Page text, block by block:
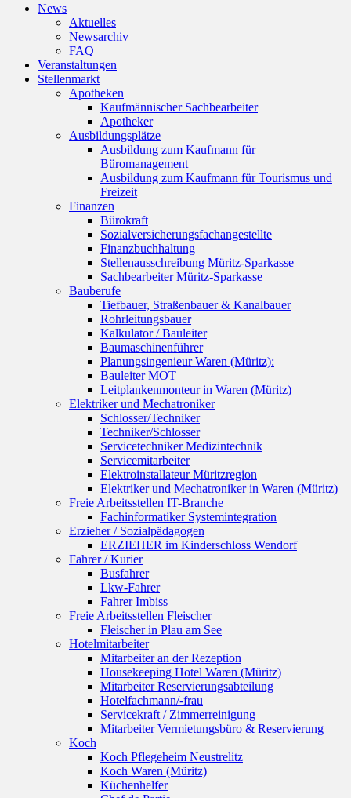
News
Aktuelles
Newsarchiv
FAQ
Veranstaltungen
Stellenmarkt
Apotheken
Kaufmännischer Sachbearbeiter
Apotheker
Ausbildungsplätze
Ausbildung zum Kaufmann für
Büromanagement
Ausbildung zum Kaufmann für Tourismus und
Freizeit
Finanzen
Bürokraft
Sozialversicherungsfachangestellte
Finanzbuchhaltung
Stellenausschreibung Müritz-Sparkasse
Sachbearbeiter Müritz-Sparkasse
Bauberufe
Tiefbauer, Straßenbauer & Kanalbauer
Rohrleitungsbauer
Kalkulator / Bauleiter
Baumaschinenführer
Planungsingenieur Waren (Müritz):
Bauleiter MOT
Leitplankenmonteur in Waren (Müritz)
Elektriker und Mechatroniker
Schlosser/Techniker
Techniker/Schlosser
Servicetechniker Medizintechnik
Servicemitarbeiter
Elektroinstallateur Müritzregion
Elektriker und Mechatroniker in Waren (Müritz)
Freie Arbeitsstellen IT-Branche
Fachinformatiker Systemintegration
Erzieher / Sozialpädagogen
ERZIEHER im Kinderschloss Wendorf
Fahrer / Kurier
Busfahrer
Lkw-Fahrer
Fahrer Imbiss
Freie Arbeitsstellen Fleischer
Fleischer in Plau am See
Hotelmitarbeiter
Mitarbeiter an der Rezeption
Housekeeping Hotel Waren (Müritz)
Mitarbeiter Reservierungsabteilung
Hotelfachmann/-frau
Servicekraft / Zimmerreinigung
Mitarbeiter Vermietungsbüro & Reservierung
Koch
Koch Pflegeheim Neustrelitz
Koch Waren (Müritz)
Küchenhelfer